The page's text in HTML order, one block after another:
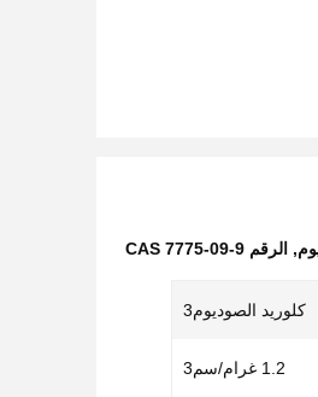
, الرقم CAS 7775-09-9
كلوريد الصوديوم3
1.2 غرام/سم3